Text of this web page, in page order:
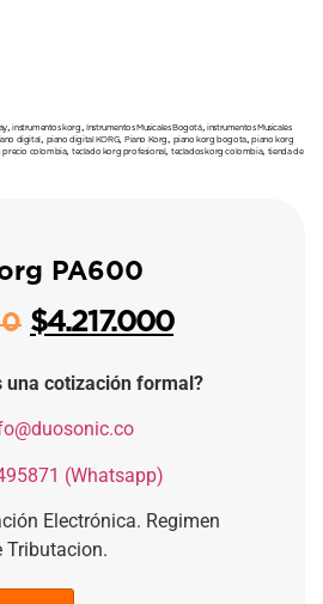
,instrumentos korg ,Instrumentos Musicales Bogotá,instrumentos Musicales
digital, piano digital KORG, Piano Korg piano korg bogota,piano korg
precio colombia,teclado korg profesional,teclados korg colombia, tienda de
PA600
$4.217.000
una cotización formal?
(Whatsapp)
Electrónica. Regimen
Tributacion.